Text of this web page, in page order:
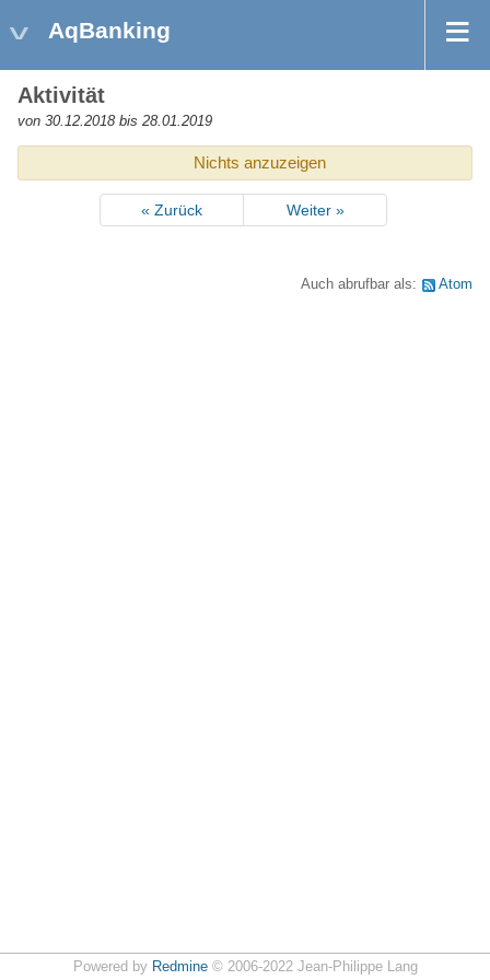
AqBanking
Aktivität
von 30.12.2018 bis 28.01.2019
Nichts anzuzeigen
« Zurück Weiter »
Auch abrufbar als: Atom
Powered by Redmine© 2006-2022 Jean-Philippe Lang